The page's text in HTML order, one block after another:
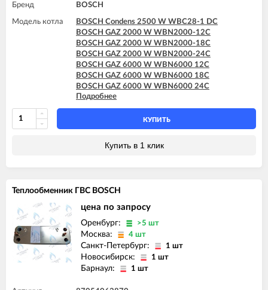
Бренд BOSCH
Модель котла
BOSCH Condens 2500 W WBC28-1 DC
BOSCH GAZ 2000 W WBN2000-12C
BOSCH GAZ 2000 W WBN2000-18C
BOSCH GAZ 2000 W WBN2000-24C
BOSCH GAZ 6000 W WBN6000 12C
BOSCH GAZ 6000 W WBN6000 18C
BOSCH GAZ 6000 W WBN6000 24C
BOSCH GAZ 6000 W WBN6000 28C
BOSCH GAZ 6000 W WBN6000 35C
Подробнее
КУПИТЬ
Купить в 1 клик
Теплообменник ГВС BOSCH
цена по запросу
Оренбург: >5 шт
Москва: 4 шт
Санкт-Петербург: 1 шт
Новосибирск: 1 шт
Барнаул: 1 шт